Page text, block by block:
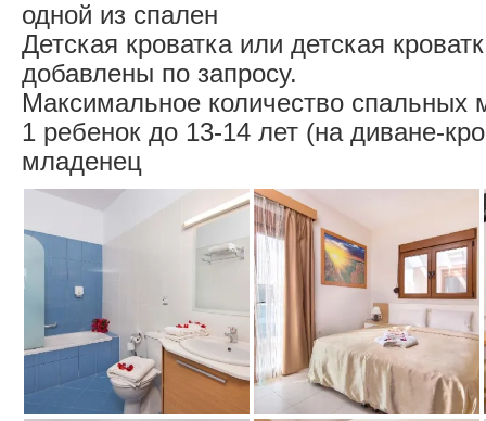
одной из спален
Детская кроватка или детская
добавлены по запросу.
Максимальное количество спальных
1 ребенок до 13-14 лет (на диване-
младенец